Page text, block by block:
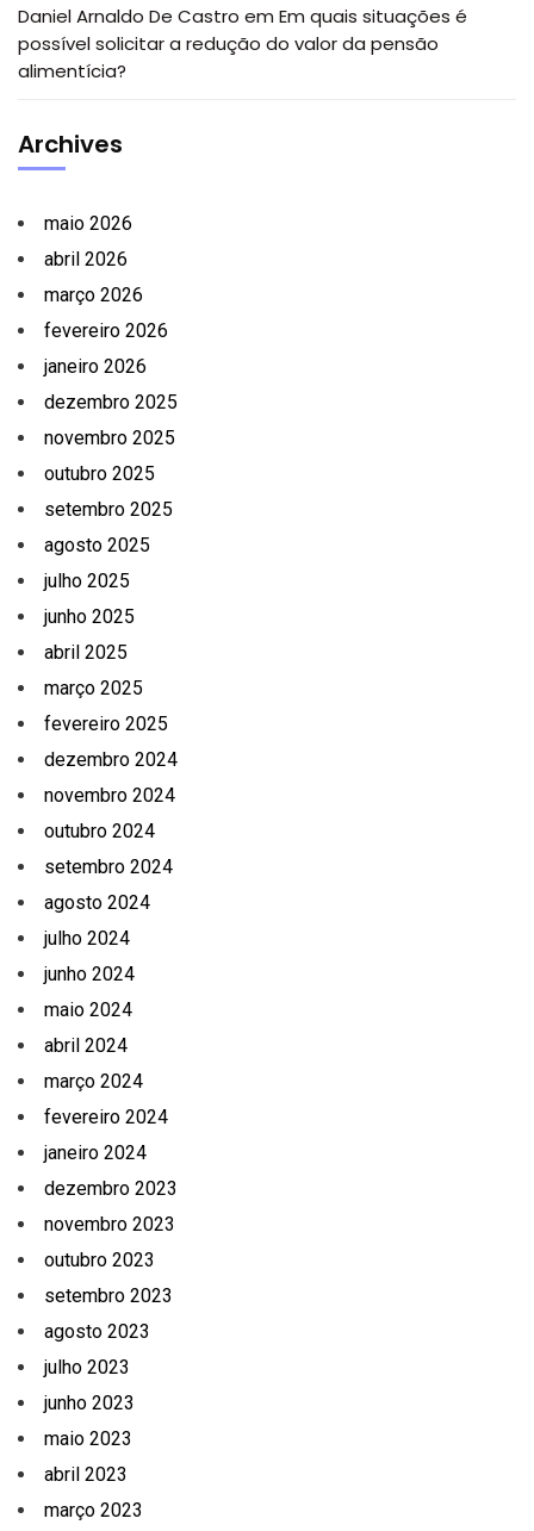
Daniel Arnaldo De Castro em Em quais situações é
possível solicitar a redução do valor da pensão
alimentícia?
Archives
maio 2026
abril 2026
março 2026
fevereiro 2026
janeiro 2026
dezembro 2025
novembro 2025
outubro 2025
setembro 2025
agosto 2025
julho 2025
junho 2025
abril 2025
março 2025
fevereiro 2025
dezembro 2024
novembro 2024
outubro 2024
setembro 2024
agosto 2024
julho 2024
junho 2024
maio 2024
abril 2024
março 2024
fevereiro 2024
janeiro 2024
dezembro 2023
novembro 2023
outubro 2023
setembro 2023
agosto 2023
julho 2023
junho 2023
maio 2023
abril 2023
março 2023